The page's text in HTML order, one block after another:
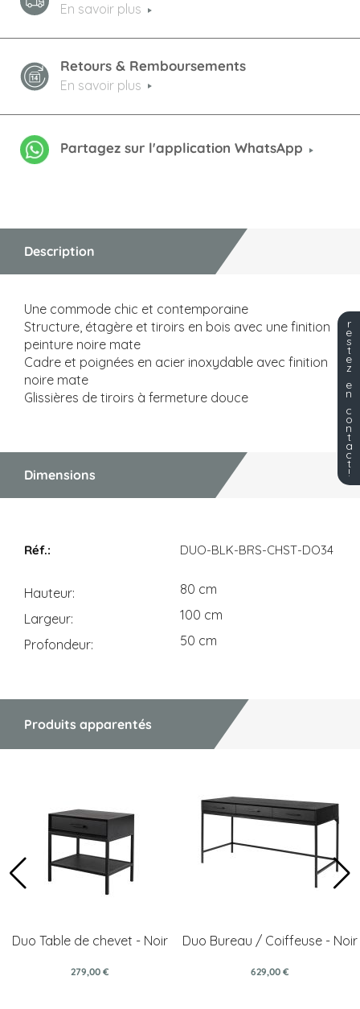
En savoir plus
Retours & Remboursements
En savoir plus
Partagez sur l'application WhatsApp
Description
Une commode chic et contemporaine
Structure, étagère et tiroirs en bois avec une finition
peinture noire mate
Cadre et poignées en acier inoxydable avec finition
noire mate
Glissières de tiroirs à fermeture douce
Dimensions
DUO-BLK-BRS-CHST-DO34
Hauteur
80 cm
Largeur
100 cm
Profondeur
50 cm
Produits apparentés
Duo Table de chevet - Noir
279,00 €
Duo Bureau / Coiffeuse - Noir
629,00 €
r
e
s
t
e
z
e
n
c
o
n
t
a
c
t
!